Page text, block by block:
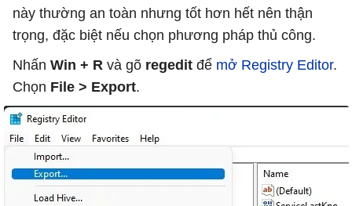
này thường an toàn nhưng tốt hơn hết nên thận
trọng, đặc biệt nếu chọn phương pháp thủ công.
Nhấn Win + R và gõ regedit để mở Registry Editor.
Chọn File > Export.